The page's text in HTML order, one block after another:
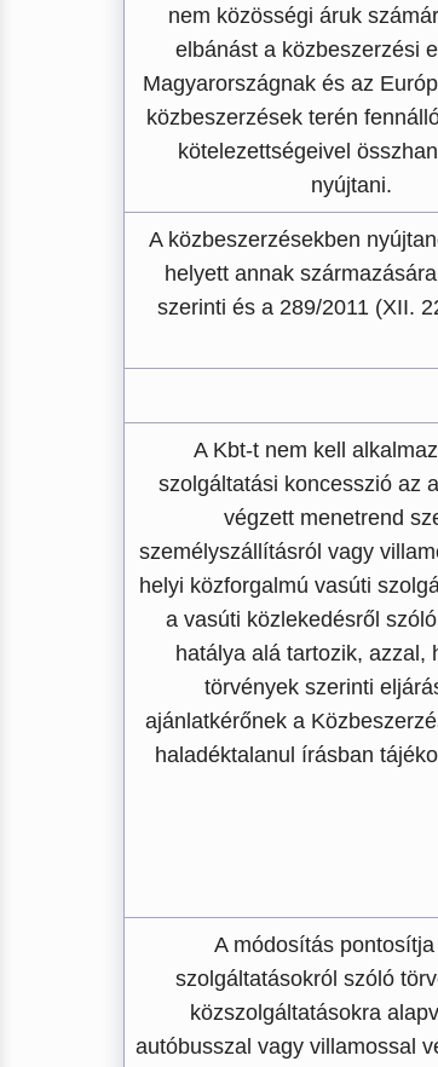
nem közösségi áruk
elbánást a közbeszerzési
Magyarországnak és az
közbeszerzések terén
kötelezettségeivel
nyújtani.
A közbeszerzésekben
helyett annak
szerinti és a 289/2011 (XII.
A Kbt-t nem kell
szolgáltatási koncesszió az
végzett menetrend
személyszállításról vagy
helyi közforgalmú vasúti
a vasúti közlekedésről
hatálya alá tartozik, azzal,
törvények szerinti
ajánlatkérőnek a
haladéktalanul írásban
A módosítás
szolgáltatásokról szóló
közszolgáltatásokra
autóbusszal vagy villamossal